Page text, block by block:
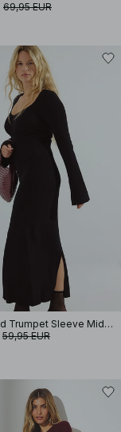
69,95 EUR
Fine Knitted Trumpet Sleeve Midi Dress
59,95 EUR